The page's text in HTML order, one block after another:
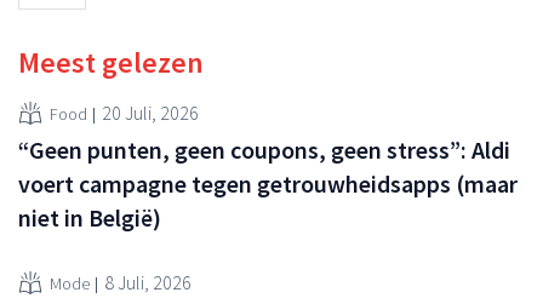
Meest gelezen
Food 20 Juli, 2026
“Geen punten, geen coupons, geen stress”: Aldi
voert campagne tegen getrouwheidsapps (maar
niet in België)
Mode 8 Juli, 2026